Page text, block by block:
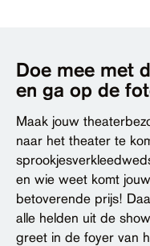
Doe mee met
en ga op de
Maak jouw
naar het theater te
en wie weet komt
betoverende prijs!
alle helden uit de
greet in de foyer van